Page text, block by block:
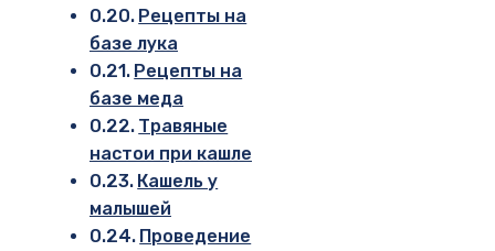
Рецепты на
базе лука
Рецепты на
базе меда
Травяные
настои при кашле
Кашель у
малышей
Проведение